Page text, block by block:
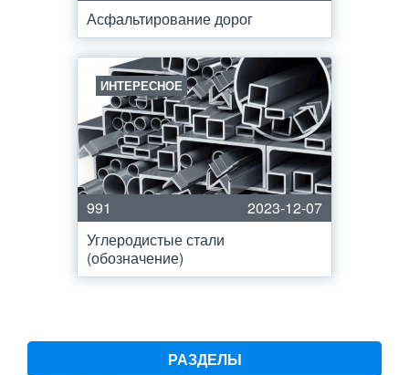
Асфальтирование дорог
ИНТЕРЕСНОЕ
991
2023-12-07
Углеродистые стали
(обозначение)
РАЗДЕЛЫ